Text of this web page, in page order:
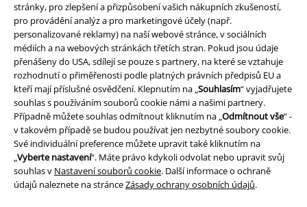
stránky, pro zlepšení a přizpůsobení vašich nákupních zkušeností,
pro provádění analýz a pro marketingové účely (např.
personalizované reklamy) na naší webové stránce, v sociálních
médiích a na webových stránkách třetích stran. Pokud jsou údaje
přenášeny do USA, sdílejí se pouze s partnery, na které se vztahuje
rozhodnutí o přiměřenosti podle platných právních předpisů EU a
kteří mají příslušné osvědčení. Klepnutím na „Souhlasím“ vyjadřujete
souhlas s používáním souborů cookie námi a našimi partnery.
Případně můžete souhlas odmítnout kliknutím na „Odmítnout vše“ -
v takovém případě se budou používat jen nezbytné soubory cookie.
Své individuální preference můžete upravit také kliknutím na
„Vyberte nastavení“. Máte právo kdykoli odvolat nebo upravit svůj
souhlas v Nastavení souborů cookie. Další informace o ochraně
údajů naleznete na stránceZásady ochrany osobních údajů.
A Warner Music Group Company